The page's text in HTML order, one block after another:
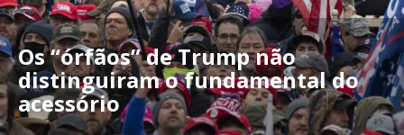
Os “órfãos” de Trump não
distinguiram o fundamental do
acessório